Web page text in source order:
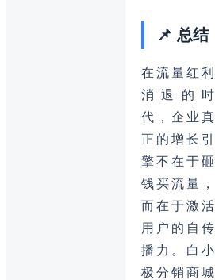
📌 总结
在流量红利
消退的时
代，企业真
正的增长引
擎不在于砸
钱买流量，
而在于激活
用户的自传
播力。白小
极分销商城